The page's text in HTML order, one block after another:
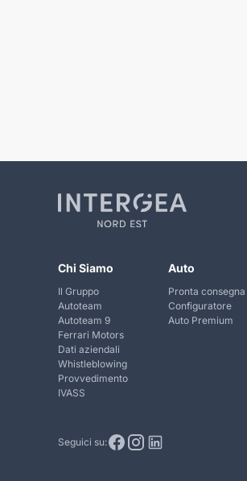
Chi Siamo
Il Gruppo
Autoteam
Autoteam 9
Ferrari Motors
Dati aziendali
Whistleblowing
Provvedimento
IVASS
Auto
Pronta consegna
Configuratore
Auto Premium
Seguici su: